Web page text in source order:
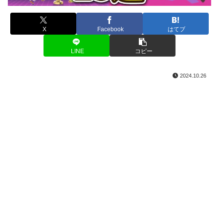
X Facebook はてブ
LINE コピー
2024.10.26